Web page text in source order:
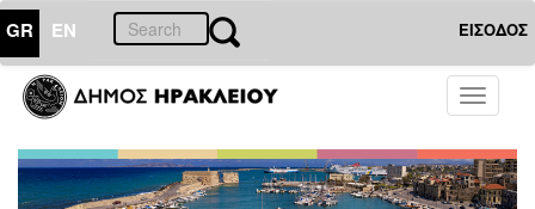
GR EN ΕΙΣΟΔΟΣ
Toggle
ΕΠΙΚΑΙΡΟΤΗΤΑ
Τύπου
Αρχείο